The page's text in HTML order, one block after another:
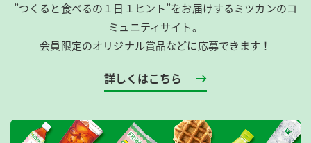
”つくると食べるの１日１ヒント”をお届けするミツカンのコ
ミュニティサイト。
会員限定のオリジナル賞品などに応募できます！
詳しくはこちら